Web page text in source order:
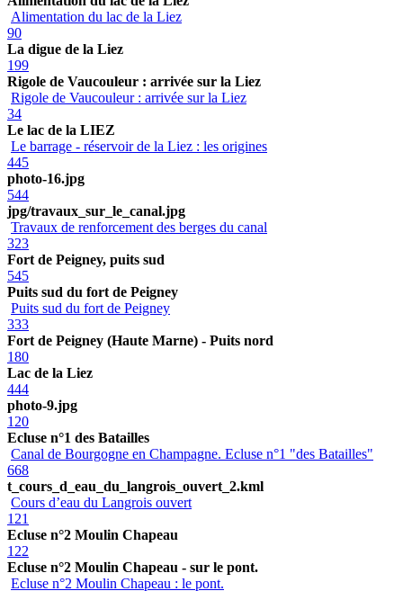
Alimentation du lac de la Liez
90
La digue de la Liez
199
Rigole de Vaucouleur : arrivée sur la Liez
Rigole de Vaucouleur : arrivée sur la Liez
34
Le lac de la LIEZ
Le barrage - réservoir de la Liez : les origines
445
photo-16.jpg
544
jpg/travaux_sur_le_canal.jpg
Travaux de renforcement des berges du canal
323
Fort de Peigney, puits sud
545
Puits sud du fort de Peigney
Puits sud du fort de Peigney
333
Fort de Peigney (Haute Marne) - Puits nord
180
Lac de la Liez
444
photo-9.jpg
120
Ecluse n°1 des Batailles
Canal de Bourgogne en Champagne. Ecluse n°1 "des Batailles"
668
t_cours_d_eau_du_langrois_ouvert_2.kml
Cours d’eau du Langrois ouvert
121
Ecluse n°2 Moulin Chapeau
122
Ecluse n°2 Moulin Chapeau - sur le pont.
Ecluse n°2 Moulin Chapeau : le pont.